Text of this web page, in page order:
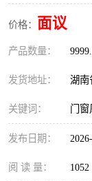
价格： 面议
产品数量：
发货地址： 湖南
关键词： 门窗
发布日期：
阅 读 量： 1052